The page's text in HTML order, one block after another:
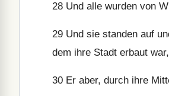
28 Und alle wurden von
29 Und sie standen auf
dem ihre Stadt erbaut
30 Er aber, durch ihre